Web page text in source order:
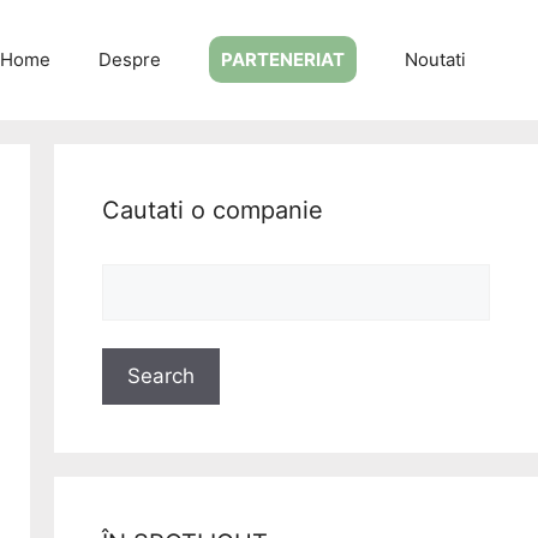
Home Despre PARTENERIAT Noutati
Cautati o companie